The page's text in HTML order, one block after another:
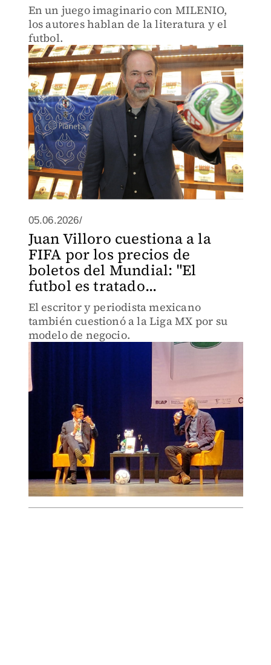
En un juego imaginario con MILENIO,
los autores hablan de la literatura y el
futbol.
05.06.2026/
Juan Villoro cuestiona a la
FIFA por los precios de
boletos del Mundial: "El
futbol es tratado...
El escritor y periodista mexicano
también cuestionó a la Liga MX por su
modelo de negocio.